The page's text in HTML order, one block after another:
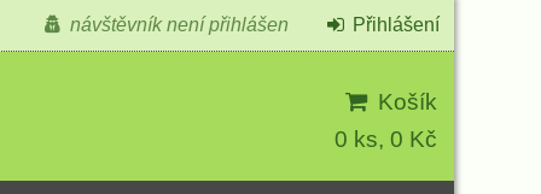
Košík
0 ks, 0 Kč
návštěvník není přihlášen Přihlášení